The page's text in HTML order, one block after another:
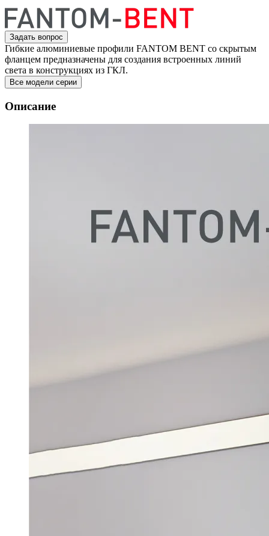
Задать вопрос
Гибкие алюминиевые профили FANTOM BENT со скрытым
фланцем предназначены для создания встроенных линий
света в конструкциях из ГКЛ.
Все модели серии
Описание